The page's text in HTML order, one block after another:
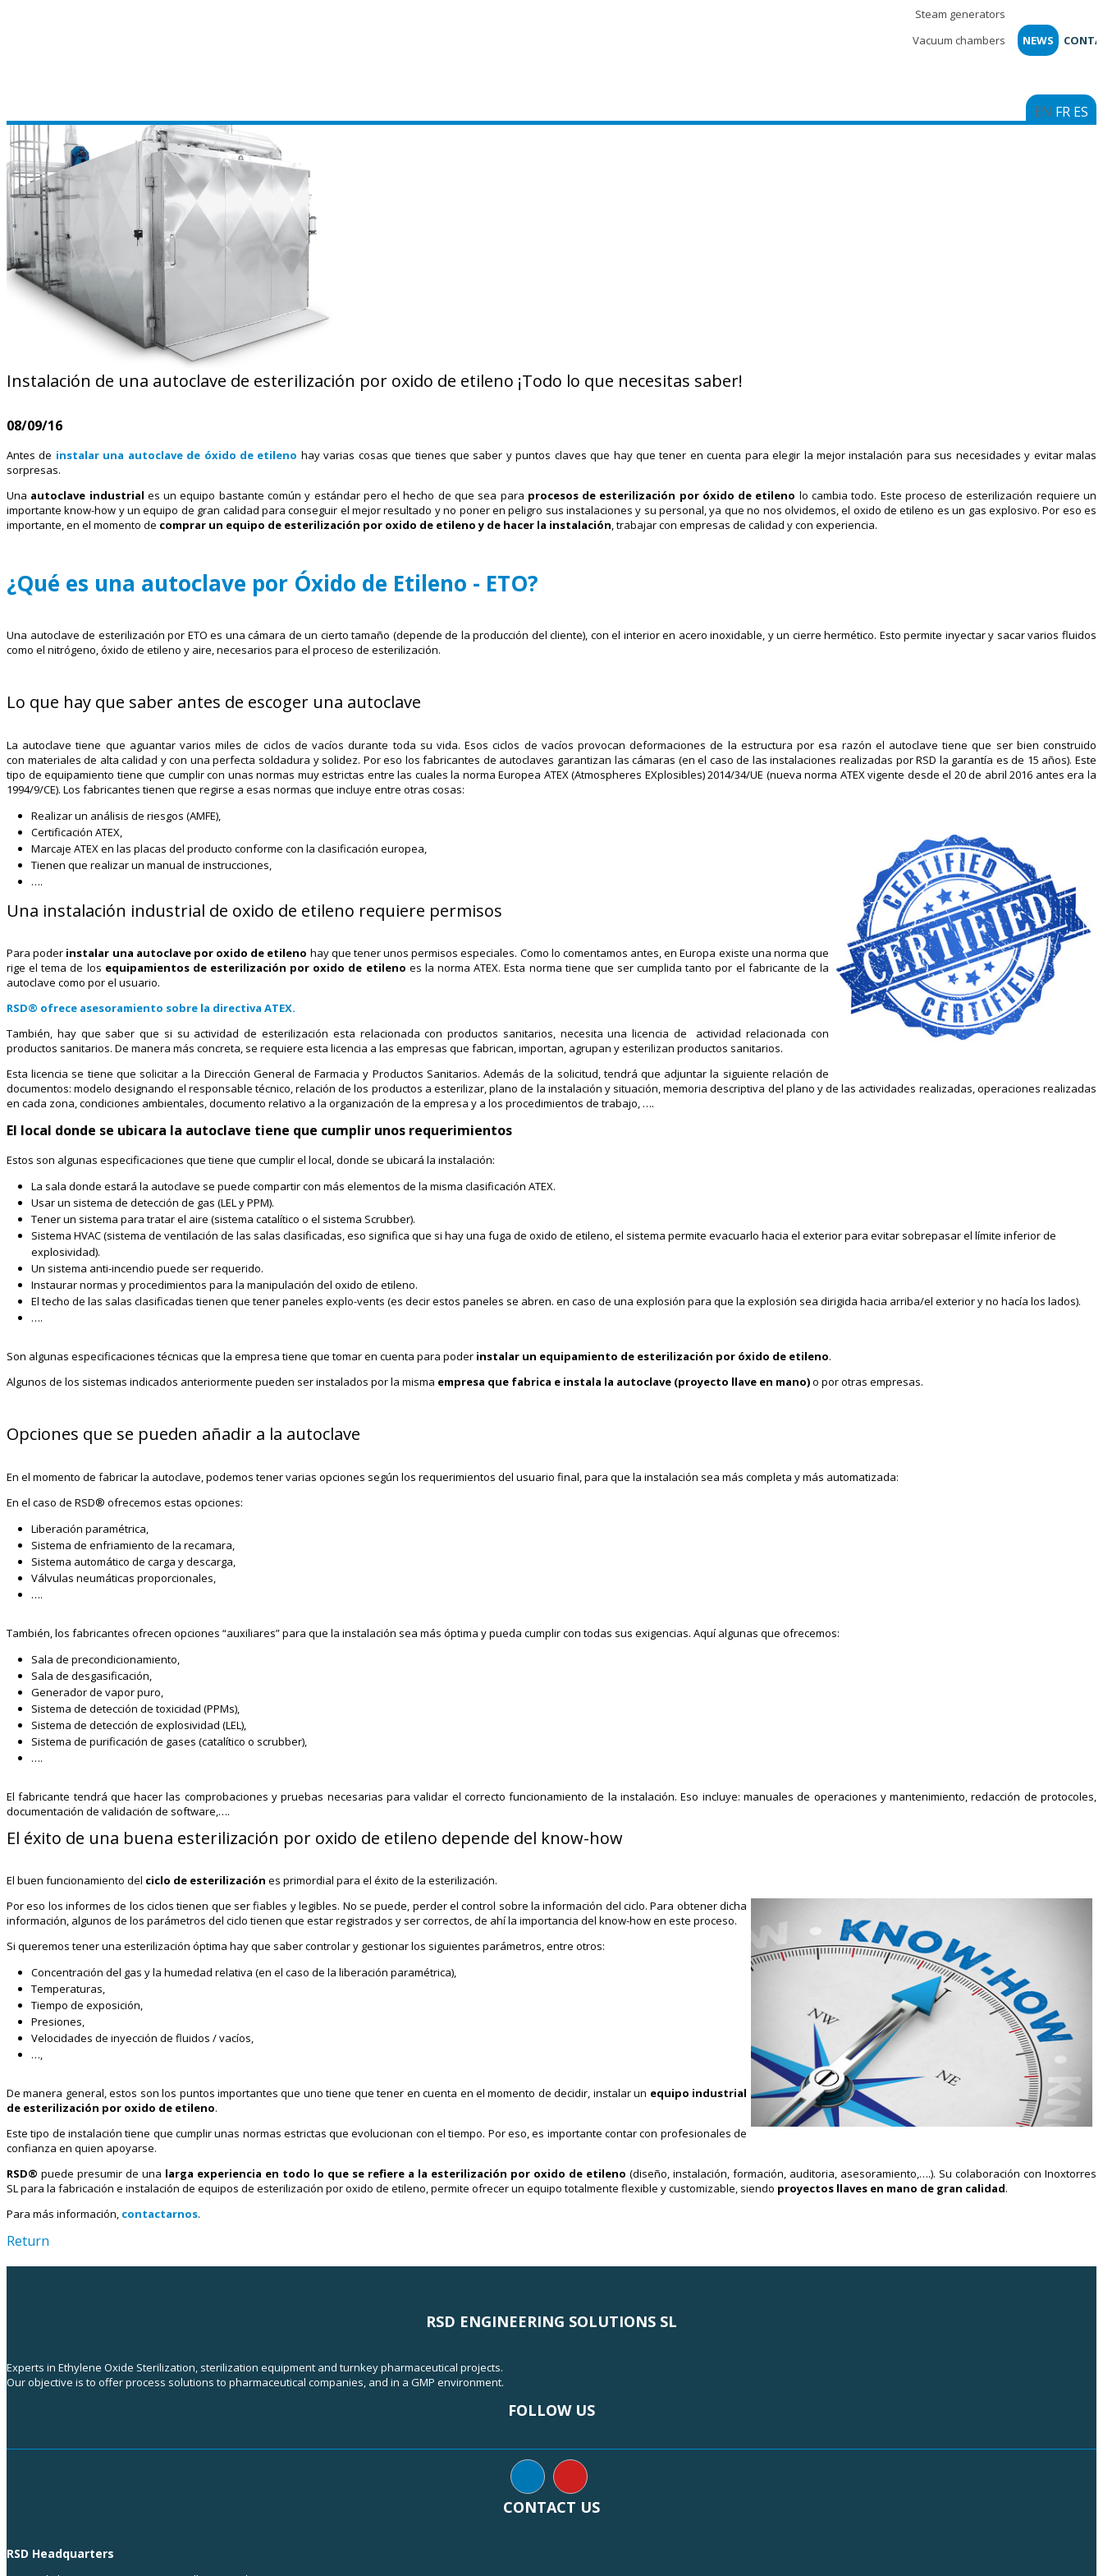
Steam generators
Vacuum chambers
NEWS
EN FR ES
Instalación de una autoclave de esterilización por oxido de etileno ¡Todo lo que necesitas saber!
08/09/16
Antes de instalar una autoclave de óxido de etileno hay varias cosas que tienes que saber y puntos claves que hay que tener en cuenta para elegir la mejor instalación para sus necesidades y evitar malas
sorpresas.
Una autoclave industrial es un equipo bastante común y estándar pero el hecho de que sea para procesos de esterilización por óxido de etileno lo cambia todo. Este proceso de esterilización requiere un
importante know-how y un equipo de gran calidad para conseguir el mejor resultado y no poner en peligro sus instalaciones y su personal, ya que no nos olvidemos, el oxido de etileno es un gas explosivo. Por eso es
importante, en el momento de comprar un equipo de esterilización por oxido de etileno y de hacer la instalación , trabajar con empresas de calidad y con experiencia.
¿Qué es una autoclave por Óxido de Etileno - ETO?
Una autoclave de esterilización por ETO es una cámara de un cierto tamaño (depende de la producción del cliente), con el interior en acero inoxidable, y un cierre hermético. Esto permite inyectar y sacar varios fluidos
como el nitrógeno, óxido de etileno y aire, necesarios para el proceso de esterilización.
Lo que hay que saber antes de escoger una autoclave
La autoclave tiene que aguantar varios miles de ciclos de vacíos durante toda su vida. Esos ciclos de vacíos provocan deformaciones de la estructura por esa razón el autoclave tiene que ser bien construido
con materiales de alta calidad y con una perfecta soldadura y solidez. Por eso los fabricantes de autoclaves garantizan las cámaras (en el caso de las instalaciones realizadas por RSD la garantía es de 15 años). Este
tipo de equipamiento tiene que cumplir con unas normas muy estrictas entre las cuales la norma Europea ATEX (Atmospheres EXplosibles) 2014/34/UE (nueva norma ATEX vigente desde el 20 de abril 2016 antes era la
1994/9/CE). Los fabricantes tienen que regirse a esas normas que incluye entre otras cosas:
Realizar un análisis de riesgos (AMFE),
Certificación ATEX,
Marcaje ATEX en las placas del producto conforme con la clasificación europea,
Tienen que realizar un manual de instrucciones,
….
Una instalación industrial de oxido de etileno requiere permisos
Para poder instalar una autoclave por oxido de etileno hay que tener unos permisos especiales. Como lo comentamos antes, en Europa existe una norma que
rige el tema de los equipamientos de esterilización por oxido de etileno es la norma ATEX. Esta norma tiene que ser cumplida tanto por el fabricante de la
autoclave como por el usuario.
RSD® ofrece asesoramiento sobre la directiva ATEX.
También, hay que saber que si su actividad de esterilización esta relacionada con productos sanitarios, necesita una licencia de actividad relacionada con
productos sanitarios. De manera más concreta, se requiere esta licencia a las empresas que fabrican, importan, agrupan y esterilizan productos sanitarios.
Esta licencia se tiene que solicitar a la Dirección General de Farmacia y Productos Sanitarios. Además de la solicitud, tendrá que adjuntar la siguiente relación de
documentos: modelo designando el responsable técnico, relación de los productos a esterilizar, plano de la instalación y situación, memoria descriptiva del plano y de las actividades realizadas, operaciones realizadas
en cada zona, condiciones ambientales, documento relativo a la organización de la empresa y a los procedimientos de trabajo, ….
El local donde se ubicara la autoclave tiene que cumplir unos requerimientos
Estos son algunas especificaciones que tiene que cumplir el local, donde se ubicará la instalación:
La sala donde estará la autoclave se puede compartir con más elementos de la misma clasificación ATEX.
Usar un sistema de detección de gas (LEL y PPM).
Tener un sistema para tratar el aire (sistema catalítico o el sistema Scrubber).
Sistema HVAC (sistema de ventilación de las salas clasificadas, eso significa que si hay una fuga de oxido de etileno, el sistema permite evacuarlo hacia el exterior para evitar sobrepasar el límite inferior de
explosividad).
Un sistema anti-incendio puede ser requerido.
Instaurar normas y procedimientos para la manipulación del oxido de etileno.
El techo de las salas clasificadas tienen que tener paneles explo-vents (es decir estos paneles se abren. en caso de una explosión para que la explosión sea dirigida hacia arriba/el exterior y no hacía los lados).
….
Son algunas especificaciones técnicas que la empresa tiene que tomar en cuenta para poder instalar un equipamiento de esterilización por óxido de etileno.
Algunos de los sistemas indicados anteriormente pueden ser instalados por la misma empresa que fabrica e instala la autoclave (proyecto llave en mano)o por otras empresas.
Opciones que se pueden añadir a la autoclave
En el momento de fabricar la autoclave, podemos tener varias opciones según los requerimientos del usuario final, para que la instalación sea más completa y más automatizada:
En el caso de RSD® ofrecemos estas opciones:
Liberación paramétrica,
Sistema de enfriamiento de la recamara,
Sistema automático de carga y descarga,
Válvulas neumáticas proporcionales,
….
También, los fabricantes ofrecen opciones “auxiliares” para que la instalación sea más óptima y pueda cumplir con todas sus exigencias. Aquí algunas que ofrecemos:
Sala de precondicionamiento,
Sala de desgasificación,
Generador de vapor puro,
Sistema de detección de toxicidad (PPMs),
Sistema de detección de explosividad (LEL),
Sistema de purificación de gases (catalítico o scrubber),
….
El fabricante tendrá que hacer las comprobaciones y pruebas necesarias para validar el correcto funcionamiento de la instalación. Eso incluye: manuales de operaciones y mantenimiento, redacción de protocoles,
documentación de validación de software,….
El éxito de una buena esterilización por oxido de etileno depende del know-how
El buen funcionamiento del ciclo de esterilización es primordial para el éxito de la esterilización.
Por eso los informes de los ciclos tienen que ser fiables y legibles. No se puede, perder el control sobre la información del ciclo. Para obtener dicha
información, algunos de los parámetros del ciclo tienen que estar registrados y ser correctos, de ahí la importancia del know-how en este proceso.
Si queremos tener una esterilización óptima hay que saber controlar y gestionar los siguientes parámetros, entre otros:
Concentración del gas y la humedad relativa (en el caso de la liberación paramétrica),
Temperaturas,
Tiempo de exposición,
Presiones,
Velocidades de inyección de fluidos / vacíos,
…,
De manera general, estos son los puntos importantes que uno tiene que tener en cuenta en el momento de decidir, instalar un equipo industrial
de esterilización por oxido de etileno.
Este tipo de instalación tiene que cumplir unas normas estrictas que evolucionan con el tiempo. Por eso, es importante contar con profesionales de
confianza en quien apoyarse.
RSD® puede presumir de una larga experiencia en todo lo que se refiere a la esterilización por oxido de etileno (diseño, instalación, formación, auditoria, asesoramiento,….). Su colaboración con Inoxtorres
SL para la fabricación e instalación de equipos de esterilización por oxido de etileno, permite ofrecer un equipo totalmente flexible y customizable, siendo proyectos llaves en mano de gran calidad.
Para más información, contactarnos.
Return
RSD ENGINEERING SOLUTIONS SL
Experts in Ethylene Oxide Sterilization, sterilization equipment and turnkey pharmaceutical projects.
Our objective is to offer process solutions to pharmaceutical companies, and in a GMP environment.
FOLLOW US
CONTACT US
RSD Headquarters